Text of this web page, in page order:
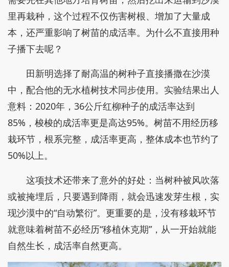
里再栽种，这个过程不仅伤害树根、增加了大量成
本，还严重影响了树苗的成活率。为什么不直接用种
子播下去呢？
田新明选择了耐高温的树种子直接播撒在沙漠
中，配合他的无水植树技术同步使用。实验结果出人
意料：2020年，36公斤红柳种子的成活率达到
85%，梭梭的成活率更是高达95%。树苗不用经历移
栽环节，根系完整，成活率更高，整体成本也节约了
50%以上。
这项技术还带来了意外的好处：当树种被风吹落
或被掩埋后，只要遇到降雨，就会迅速发芽生根，实
现沙漠中的“自动繁衍”。更重要的是，没有移栽环节
就意味着树苗不必经历“移植休克期”，从一开始就能
自然生长，成活率自然更高。